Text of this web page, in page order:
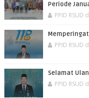
Periode
PPID RSUD
PPID RSUD
Selamat
PPID RSUD